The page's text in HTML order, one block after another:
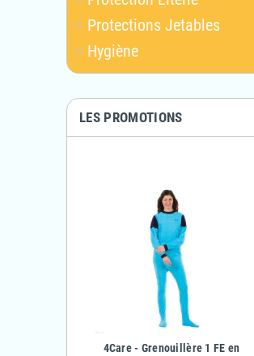
Protections Jetables
Hygiène
LES PROMOTIONS
4Care - Grenouillère 1 FE en